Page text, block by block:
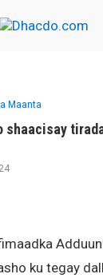
Maanta
shaacisay
ku tegay